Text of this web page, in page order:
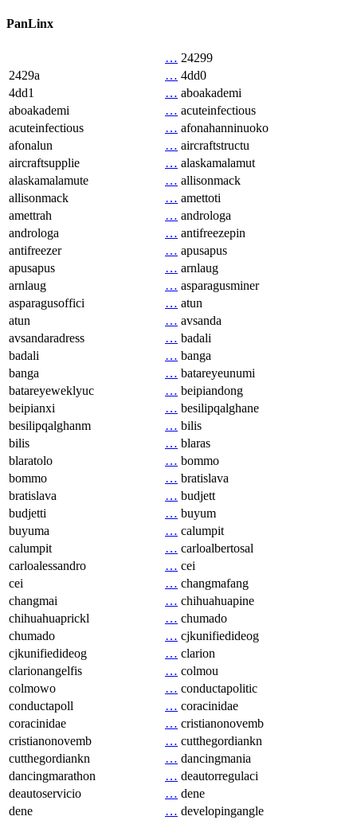
PanLinx
… 24299
2429a
… 4dd0
4dd1
… aboakademi
aboakademi
… acuteinfectious
acuteinfectious
… afonahanninuoko
afonalun
… aircraftstructu
aircraftsupplie
… alaskamalamut
alaskamalamute
… allisonmack
allisonmack
… amettoti
amettrah
… androloga
androloga
… antifreezepin
antifreezer
… apusapus
apusapus
… arnlaug
arnlaug
… asparagusminer
asparagusoffici
… atun
atun
… avsanda
avsandaradress
… badali
badali
… banga
banga
… batareyeunumi
batareyeweklyuc
… beipiandong
beipianxi
… besilipqalghane
besilipqalghanm
… bilis
bilis
… blaras
blaratolo
… bommo
bommo
… bratislava
bratislava
… budjett
budjetti
… buyum
buyuma
… calumpit
calumpit
… carloalbertosal
carloalessandro
… cei
cei
… changmafang
changmai
… chihuahuapine
chihuahuaprickl
… chumado
chumado
… cjkunifiedideog
cjkunifiedideog
… clarion
clarionangelfis
… colmou
colmowo
… conductapolitic
conductapoll
… coracinidae
coracinidae
… cristianonovemb
cristianonovemb
… cutthegordiankn
cutthegordiankn
… dancingmania
dancingmarathon
… deautorregulaci
deautoservicio
… dene
dene
… developingangle